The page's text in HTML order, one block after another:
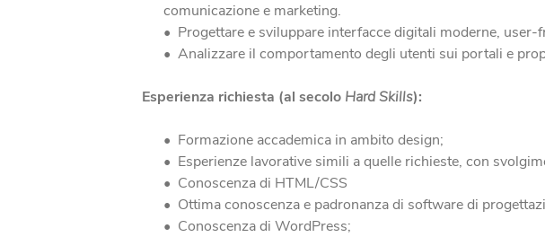
comunicazione e marketing.
Progettare e sviluppare interfacce digitali moderne, user-
Analizzare il comportamento degli utenti sui portali e
Esperienza richiesta (al secolo Hard Skills):
Formazione accademica in ambito design;
Esperienze lavorative simili a quelle richieste, con
Conoscenza di HTML/CSS
Ottima conoscenza e padronanza di software di
Conoscenza di WordPress;